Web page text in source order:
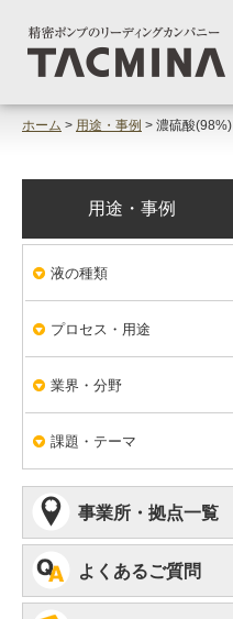
ホーム > 用途・事例 > 濃硫酸
用途・事例
液の種類
プロセス・用途
業界・分野
課題・テーマ
事業所・拠点一覧
よくあるご質問